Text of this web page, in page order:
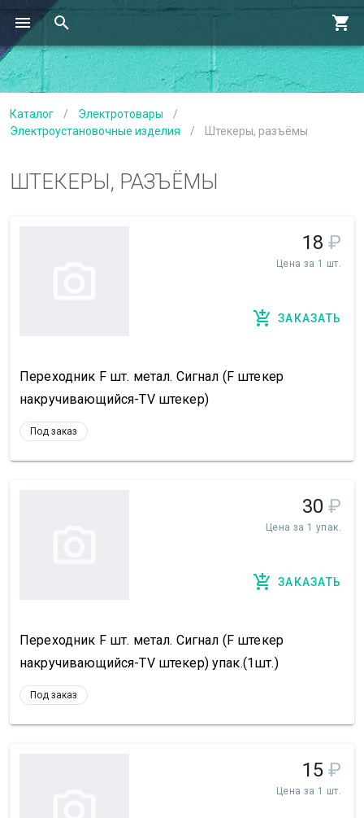
Каталог / Электротовары
/
Электроустановочные изделия
/ Штекеры, разъёмы
ШТЕКЕРЫ, РАЗЪЁМЫ
18 ₽
Цена за 1 шт.
ЗАКАЗАТЬ
Переходник F шт. метал. Сигнал (F штекер
накручивающийся-TV штекер)
Под заказ
30 ₽
Цена за 1 упак.
ЗАКАЗАТЬ
Переходник F шт. метал. Сигнал (F штекер
накручивающийся-TV штекер) упак.(1шт.)
Под заказ
15 ₽
Цена за 1 шт.